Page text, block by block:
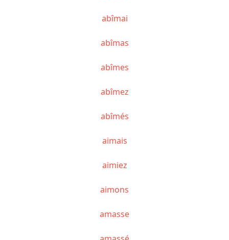
abîmai
abîmas
abîmes
abîmez
abîmés
aimais
aimiez
aimons
amasse